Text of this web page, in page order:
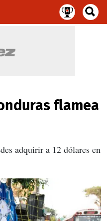
flamea
adquirir a 12 dólares en